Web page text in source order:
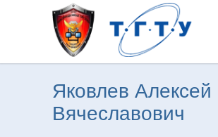
Яковлев Алексей
Вячеславович